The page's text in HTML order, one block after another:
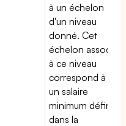
à un échelon
d'un niveau
donné. Cet
échelon associé
à ce niveau
correspond à
un salaire
minimum défini
dans la